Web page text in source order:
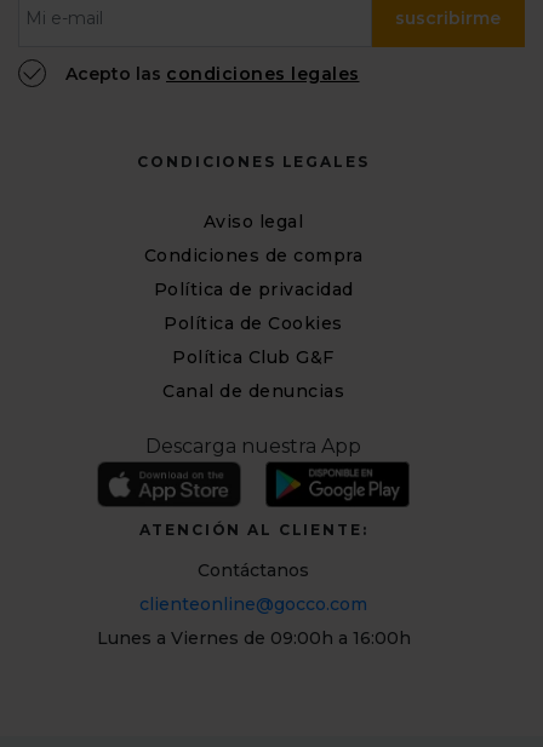
suscribirme
Acepto las condiciones legales
CONDICIONES LEGALES
Aviso legal
Condiciones de compra
Política de privacidad
Política de Cookies
Política Club G&F
Canal de denuncias
Descarga nuestra App
ATENCIÓN AL CLIENTE:
Contáctanos
clienteonline@gocco.com
Lunes a Viernes de 09:00h a 16:00h